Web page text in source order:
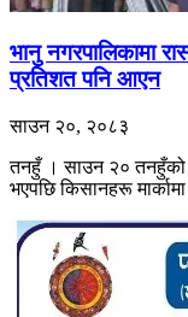
भानु नगरपालिकामा
प्रतिशत पनि आएन
साउन २०, २०८३
तनहुँ । साउन २० तनहुँको
भएपछि किसानहरू